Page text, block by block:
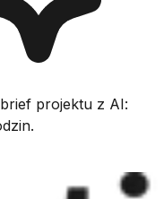
projektu z AI: